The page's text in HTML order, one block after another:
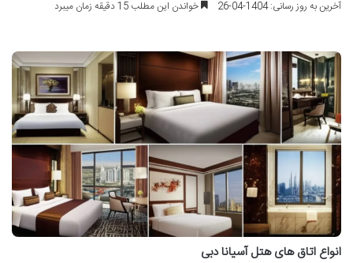
آخرین به روز رسانی: 1404-04-26 خواندن این مطلب 15 دقیقه زمان میبرد
انواع اتاق های هتل آسیانا دبی